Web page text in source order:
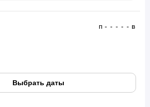
п - - - - - в
Выбрать даты